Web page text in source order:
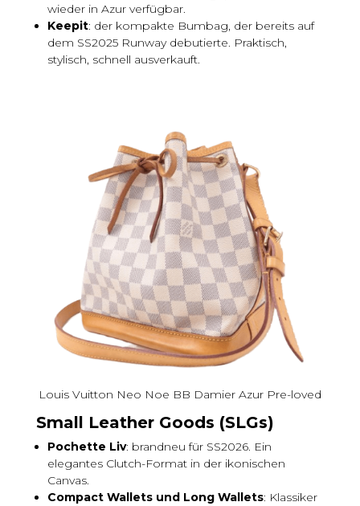
wieder in Azur verfügbar.
Keepit: der kompakte Bumbag, der bereits auf
dem SS2025 Runway debutierte. Praktisch,
stylisch, schnell ausverkauft.
Louis Vuitton Neo Noe BB Damier Azur Pre-loved
Small Leather Goods (SLGs)
Pochette Liv: brandneu für SS2026. Ein
elegantes Clutch-Format in der ikonischen
Canvas.
Compact Wallets und Long Wallets: Klassiker